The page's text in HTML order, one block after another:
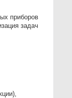
приборов
задач